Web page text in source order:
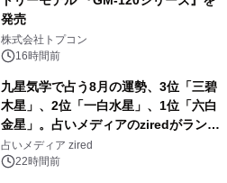
発売
株式会社トプコン
16時間前
九星気学で占う8月の運勢、3位「三碧
木星」、2位「一白水星」、1位「六白
金星」。占いメディアのziredがランキ
ングを発表
占いメディア zired
22時間前